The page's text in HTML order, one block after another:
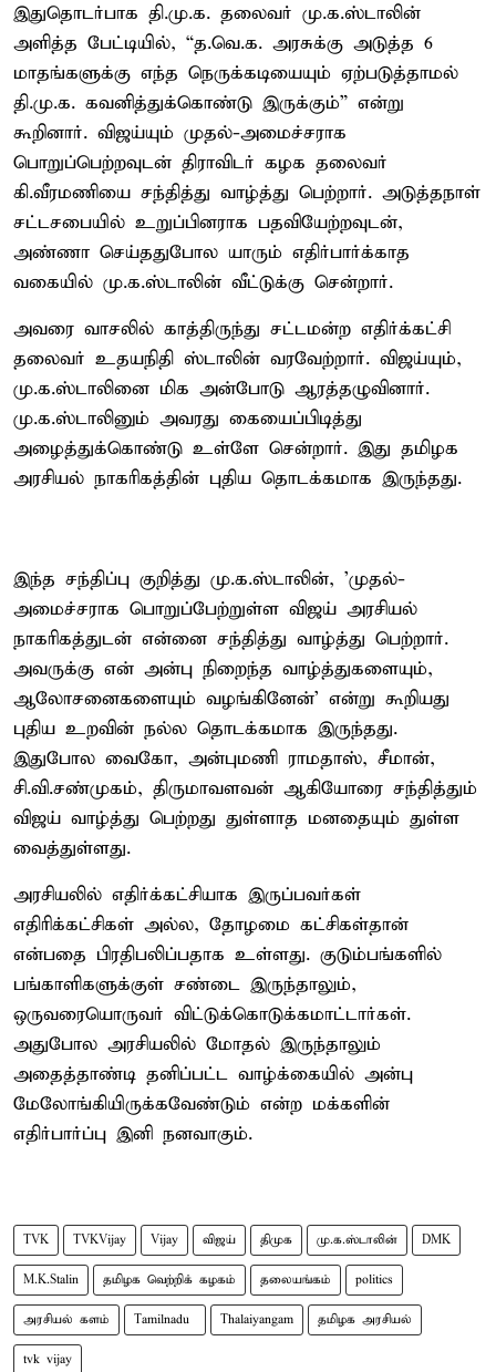
இதுதொடர்பாக தி.மு.க. தலைவர் மு.க.ஸ்டாலின்
அளித்த பேட்டியில், “த.வெ.க. அரசுக்கு அடுத்த 6
மாதங்களுக்கு எந்த நெருக்கடியையும் ஏற்படுத்தாமல்
தி.மு.க. கவனித்துக்கொண்டு இருக்கும்” என்று
கூறினார். விஜய்யும் முதல்-அமைச்சராக
பொறுப்பெற்றவுடன் திராவிடர் கழக தலைவர்
கி.வீரமணியை சந்தித்து வாழ்த்து பெற்றார். அடுத்தநாள்
சட்டசபையில் உறுப்பினராக பதவியேற்றவுடன்,
அண்ணா செய்ததுபோல யாரும் எதிர்பார்க்காத
வகையில் மு.க.ஸ்டாலின் வீட்டுக்கு சென்றார்.
அவரை வாசலில் காத்திருந்து சட்டமன்ற எதிர்க்கட்சி
தலைவர் உதயநிதி ஸ்டாலின் வரவேற்றார். விஜய்யும்,
மு.க.ஸ்டாலினை மிக அன்போடு ஆரத்தழுவினார்.
மு.க.ஸ்டாலினும் அவரது கையைப்பிடித்து
அழைத்துக்கொண்டு உள்ளே சென்றார். இது தமிழக
அரசியல் நாகரிகத்தின் புதிய தொடக்கமாக இருந்தது.
இந்த சந்திப்பு குறித்து மு.க.ஸ்டாலின், 'முதல்-
அமைச்சராக பொறுப்பேற்றுள்ள விஜய் அரசியல்
நாகரிகத்துடன் என்னை சந்தித்து வாழ்த்து பெற்றார்.
அவருக்கு என் அன்பு நிறைந்த வாழ்த்துகளையும்,
ஆலோசனைகளையும் வழங்கினேன்' என்று கூறியது
புதிய உறவின் நல்ல தொடக்கமாக இருந்தது.
இதுபோல வைகோ, அன்புமணி ராமதாஸ், சீமான்,
சி.வி.சண்முகம், திருமாவளவன் ஆகியோரை சந்தித்தும்
விஜய் வாழ்த்து பெற்றது துள்ளாத மனதையும் துள்ள
வைத்துள்ளது.
அரசியலில் எதிர்க்கட்சியாக இருப்பவர்கள்
எதிரிக்கட்சிகள் அல்ல, தோழமை கட்சிகள்தான்
என்பதை பிரதிபலிப்பதாக உள்ளது. குடும்பங்களில்
பங்காளிகளுக்குள் சண்டை இருந்தாலும்,
ஒருவரையொருவர் விட்டுக்கொடுக்கமாட்டார்கள்.
அதுபோல அரசியலில் மோதல் இருந்தாலும்
அதைத்தாண்டி தனிப்பட்ட வாழ்க்கையில் அன்பு
மேலோங்கியிருக்கவேண்டும் என்ற மக்களின்
எதிர்பார்ப்பு இனி நனவாகும்.
TVK TVKVijay Vijay விஜய் திமுக மு.க.ஸ்டாலின் DMK
M.K.Stalin தமிழக வெற்றிக் கழகம் தலையங்கம் politics
அரசியல் களம் Tamilnadu ​ Thalaiyangam தமிழக அரசியல்
tvk vijay